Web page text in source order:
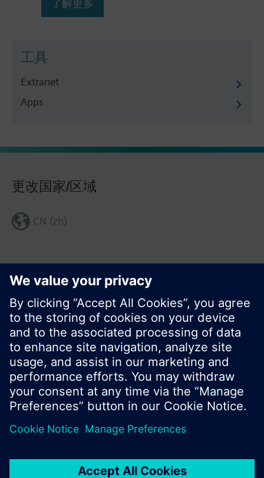
了解更多
工具
Extranet
Apps
更改国家/区域
CN (zh)